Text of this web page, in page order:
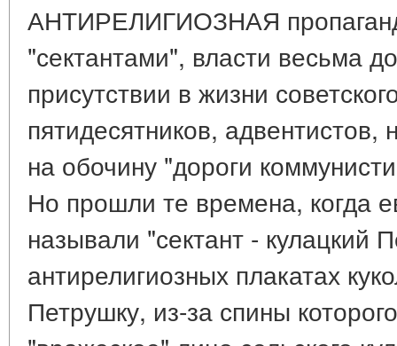
АНТИРЕЛИГИОЗНАЯ
"сектантами", власти весьма
присутствии в жизни
пятидесятников,
на обочину "дороги
Но прошли те времена, когда
называли "сектант - кулацкий
антирелигиозных плакатах
Петрушку, из-за спины